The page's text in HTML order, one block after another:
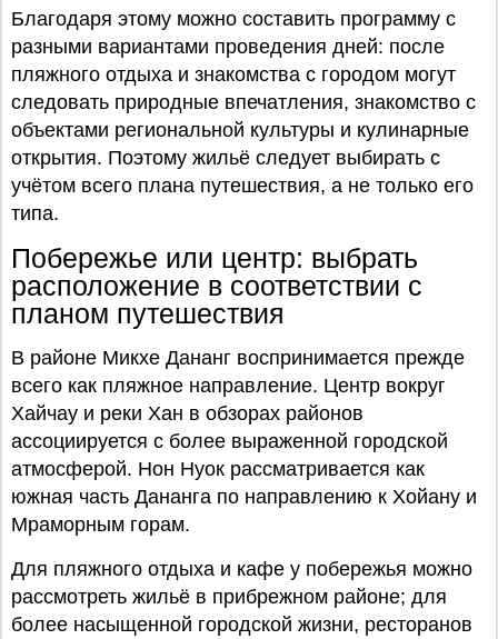
Благодаря этому можно составить программу с
разными вариантами проведения дней: после
пляжного отдыха и знакомства с городом могут
следовать природные впечатления, знакомство с
объектами региональной культуры и кулинарные
открытия. Поэтому жильё следует выбирать с
учётом всего плана путешествия, а не только его
типа.
Побережье или центр: выбрать
расположение в соответствии с
планом путешествия
В районе Микхе Дананг воспринимается прежде
всего как пляжное направление. Центр вокруг
Хайчау и реки Хан в обзорах районов
ассоциируется с более выраженной городской
атмосферой. Нон Нуок рассматривается как
южная часть Дананга по направлению к Хойану и
Мраморным горам.
Для пляжного отдыха и кафе у побережья можно
рассмотреть жильё в прибрежном районе; для
более насыщенной городской жизни, ресторанов